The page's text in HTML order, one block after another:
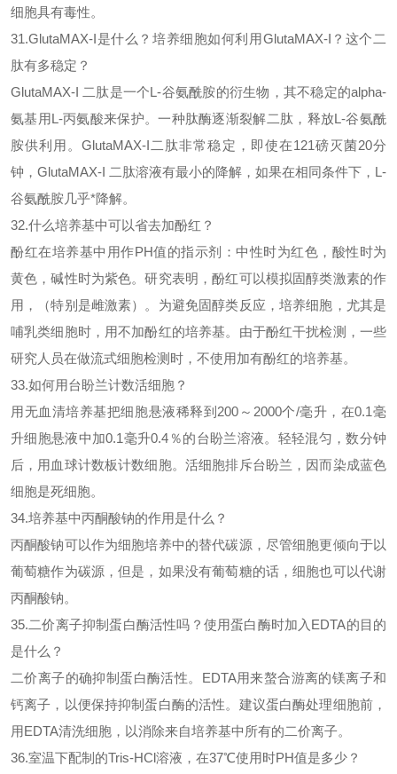
细胞具有毒性。
31.GlutaMAX-I是什么？培养细胞如何利用GlutaMAX-I？这个二
肽有多稳定？
GlutaMAX-I 二肽是一个L-谷氨酰胺的衍生物，其不稳定的alpha-
氨基用L-丙氨酸来保护。一种肽酶逐渐裂解二肽，释放L-谷氨酰
胺供利用。GlutaMAX-I二肽非常稳定，即使在121磅灭菌20分
钟，GlutaMAX-I 二肽溶液有最小的降解，如果在相同条件下，L-
谷氨酰胺几乎*降解。
32.什么培养基中可以省去加酚红？
酚红在培养基中用作PH值的指示剂：中性时为红色，酸性时为
黄色，碱性时为紫色。研究表明，酚红可以模拟固醇类激素的作
用，（特别是雌激素）。为避免固醇类反应，培养细胞，尤其是
哺乳类细胞时，用不加酚红的培养基。由于酚红干扰检测，一些
研究人员在做流式细胞检测时，不使用加有酚红的培养基。
33.如何用台盼兰计数活细胞？
用无血清培养基把细胞悬液稀释到 200～2000个/毫升，在0.1毫
升细胞悬液中加0.1毫升0.4％的台盼兰溶液。轻轻混匀，数分钟
后，用血球计数板计数细胞。活细胞排斥台盼兰，因而染成蓝色
细胞是死细胞。
34.培养基中丙酮酸钠的作用是什么？
丙酮酸钠可以作为细胞培养中的替代碳源，尽管细胞更倾向于以
葡萄糖作为碳源，但是，如果没有葡萄糖的话，细胞也可以代谢
丙酮酸钠。
35.二价离子抑制蛋白酶活性吗？使用蛋白酶时加入 EDTA的目的
是什么？
二价离子的确抑制蛋白酶活性。 EDTA用来螯合游离的镁离子和
钙离子，以便保持抑制蛋白酶的活性。建议蛋白酶处理细胞前，
用EDTA清洗细胞，以消除来自培养基中所有的二价离子。
36.室温下配制的Tris-HCl溶液，在37℃使用时PH值是多少？